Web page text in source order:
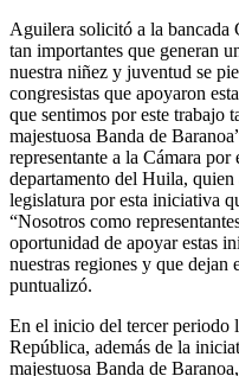
Aguilera solicitó a la bancada
tan importantes que generan
nuestra niñez y juventud se
congresistas que apoyaron
que sentimos por este trabajo
majestuosa Banda de
representante a la Cámara
departamento del Huila,
legislatura por esta iniciativa
“Nosotros como
oportunidad de apoyar estas
nuestras regiones y que dejan
puntualizó.
En el inicio del tercer periodo
República, además de la
majestuosa Banda de